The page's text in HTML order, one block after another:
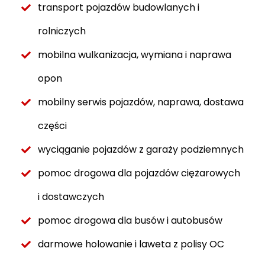
transport pojazdów budowlanych i
rolniczych
mobilna wulkanizacja, wymiana i naprawa
opon
mobilny serwis pojazdów, naprawa, dostawa
części
wyciąganie pojazdów z garaży podziemnych
pomoc drogowa dla pojazdów ciężarowych
i dostawczych
pomoc drogowa dla busów i autobusów
darmowe holowanie i laweta z polisy OC